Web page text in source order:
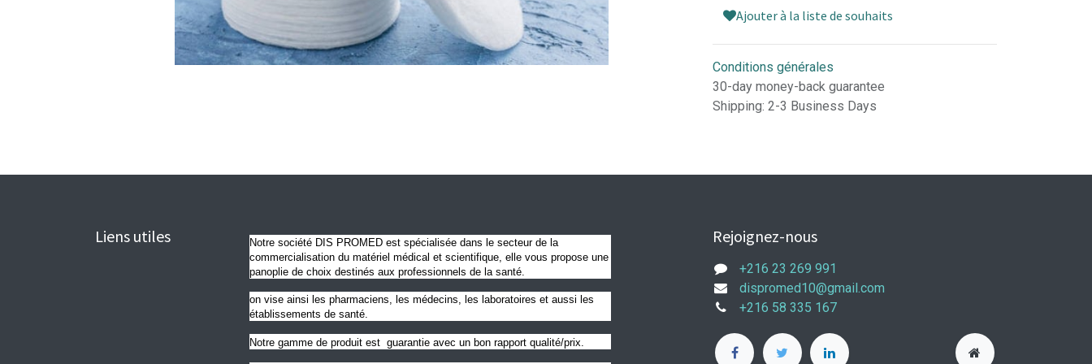
Ajouter à la liste de souhaits
Conditions générales
30-day money-back guarantee
Shipping: 2-3 Business Days
Liens utiles
Notre société DIS PROMED est spécialisée dans le secteur de la
commercialisation du matériel médical et scientifique, elle vous propose une
panoplie de choix destinés aux professionnels de la santé.
on vise ainsi les pharmaciens, les médecins, les laboratoires et aussi les
établissements de santé.
Notre gamme de produit est guarantie avec un bon rapport qualité/prix.
Rejoignez-nous
+216 23 269 991
dispromed10@gmail.com
+216 58 335 167